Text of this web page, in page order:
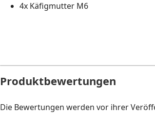
4x Käfigmutter M6
Produktbewertungen
Die Bewertungen werden vor ihrer